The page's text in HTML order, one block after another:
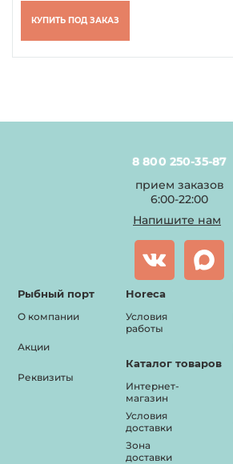
КУПИТЬ ПОД ЗАКАЗ
8 800 250-35-87
прием заказов
6:00-22:00
Напишите нам
Рыбный порт
О компании
Акции
Реквизиты
Horeca
Условия
работы
Каталог товаров
Интернет-
магазин
Условия
доставки
Зона
доставки